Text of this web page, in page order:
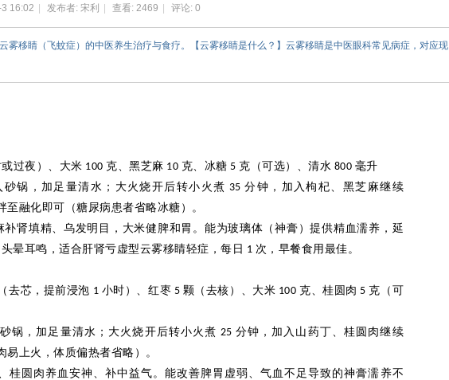
16:02 发布者: 宋利 查看: 2469 评论: 0
雾移睛（飞蚊症）的中医养生治疗与食疗。【云雾移睛是什么？】云雾移睛是中医眼科常见病症，对应现
过夜）、大米 100 克、黑芝麻 10 克、冰糖 5 克（可选）、清水 800 毫升
锅，加足量清水；大火烧开后转小火煮 35分钟，加入枸杞、黑芝麻继续
融化即可（糖尿病患者省略冰糖）。
补肾填精、乌发明目，大米健脾和胃。能为玻璃体（神膏）提供精血濡养，延
晕耳鸣，适合肝肾亏虚型云雾移睛轻症，每日 1 次，早餐食用最佳。
去芯，提前浸泡 1 小时）、红枣 5 颗（去核）、大米 100 克、桂圆肉 5 克（可
锅，加足量清水；大火烧开后转小火煮 25 分钟，加入山药丁、桂圆肉继续
上火，体质偏热者省略）。
桂圆肉养血安神、补中益气。能改善脾胃虚弱、气血不足导致的神膏濡养不